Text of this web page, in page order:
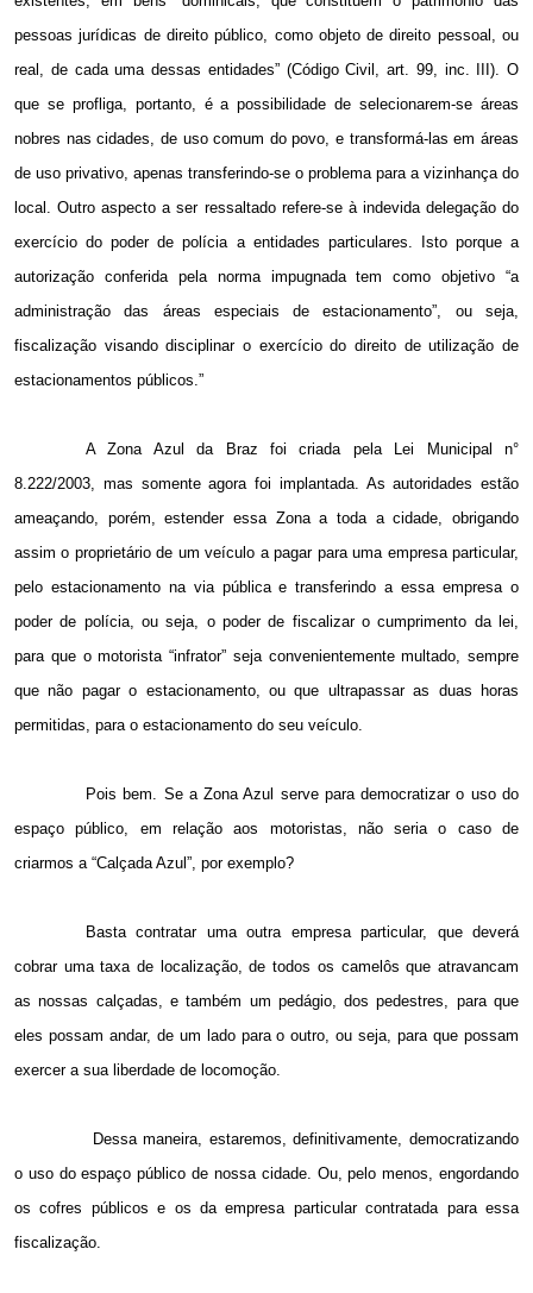
pessoas jurídicas de direito público, como objeto de direito pessoal, ou
real, de cada uma dessas entidades” (Código Civil, art. 99, inc. III). O
que se profliga, portanto, é a possibilidade de selecionarem-se áreas
nobres nas cidades, de uso comum do povo, e transformá-las em áreas
de uso privativo, apenas transferindo-se o problema para a vizinhança do
local. Outro aspecto a ser ressaltado refere-se à indevida delegação do
exercício do poder de polícia a entidades particulares. Isto porque a
autorização conferida pela norma impugnada tem como objetivo “a
administração das áreas especiais de estacionamento”, ou seja,
fiscalização visando disciplinar o exercício do direito de utilização de
estacionamentos públicos.”
A Zona Azul da Braz foi criada pela Lei Municipal n°
8.222/2003, mas somente agora foi implantada. As autoridades estão
ameaçando, porém, estender essa Zona a toda a cidade, obrigando
assim o proprietário de um veículo a pagar para uma empresa particular,
pelo estacionamento na via pública e transferindo a essa empresa o
poder de polícia, ou seja, o poder de fiscalizar o cumprimento da lei,
para que o motorista “infrator” seja convenientemente multado, sempre
que não pagar o estacionamento, ou que ultrapassar as duas horas
permitidas, para o estacionamento do seu veículo.
Pois bem. Se a Zona Azul serve para democratizar o uso do
espaço público, em relação aos motoristas, não seria o caso de
criarmos a “Calçada Azul”, por exemplo?
Basta contratar uma outra empresa particular, que deverá
cobrar uma taxa de localização, de todos os camelôs que atravancam
as nossas calçadas, e também um pedágio, dos pedestres, para que
eles possam andar, de um lado para o outro, ou seja, para que possam
exercer a sua liberdade de locomoção.
Dessa maneira, estaremos, definitivamente, democratizando
o uso do espaço público de nossa cidade. Ou, pelo menos, engordando
os cofres públicos e os da empresa particular contratada para essa
fiscalização.